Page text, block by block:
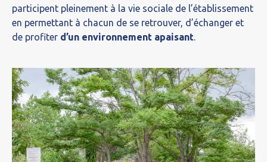
participent pleinement à la vie sociale de l’établissement
en permettant à chacun de se retrouver, d’échanger et
de profiter d’un environnement apaisant.